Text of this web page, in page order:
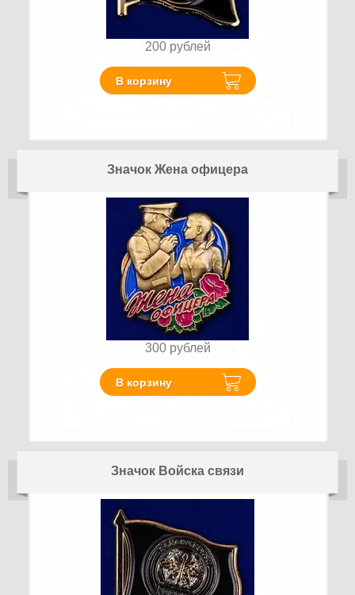
200 рублей
В корзину
Значок Жена офицера
300 рублей
В корзину
Значок Войска связи